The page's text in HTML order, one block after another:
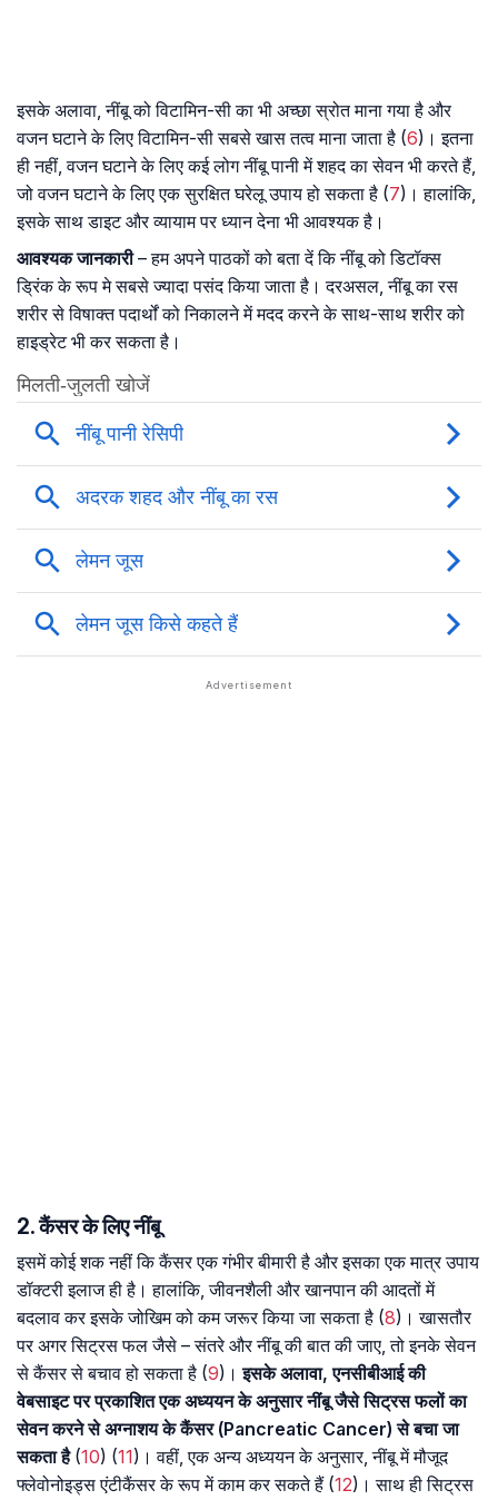
इसके अलावा, नींबू को विटामिन-सी का भी अच्छा स्रोत माना गया है और
वजन घटाने के लिए विटामिन-सी सबसे खास तत्व माना जाता है (6)। इतना
ही नहीं, वजन घटाने के लिए कई लोग नींबू पानी में शहद का सेवन भी करते हैं,
जो वजन घटाने के लिए एक सुरक्षित घरेलू उपाय हो सकता है (7)। हालांकि,
इसके साथ डाइट और व्यायाम पर ध्यान देना भी आवश्यक है।
आवश्यक जानकारी– हम अपने पाठकों को बता दें कि नींबू को डिटॉक्स
ड्रिंक के रूप मे सबसे ज्यादा पसंद किया जाता है। दरअसल, नींबू का रस
शरीर से विषाक्त पदार्थों को निकालने में मदद करने के साथ-साथ शरीर को
हाइड्रेट भी कर सकता है।
2. कैंसर के लिए नींबू
इसमें कोई शक नहीं कि कैंसर एक गंभीर बीमारी है और इसका एक मात्र उपाय
डॉक्टरी इलाज ही है। हालांकि, जीवनशैली और खानपान की आदतों में
बदलाव कर इसके जोखिम को कम जरूर किया जा सकता है (8)। खासतौर
पर अगर सिट्रस फल जैसे – संतरे और नींबू की बात की जाए, तो इनके सेवन
से कैंसर से बचाव हो सकता है (9)।इसके अलावा, एनसीबीआई की
वेबसाइट पर प्रकाशित एक अध्ययन के अनुसार नींबू जैसे सिट्रस फलों का
सेवन करने से अग्नाशय के कैंसर (Pancreatic Cancer) से बचा जा
सकता है(10) (11)। वहीं, एक अन्य अध्ययन के अनुसार, नींबू में मौजूद
फ्लेवोनोइड्स एंटीकैंसर के रूप में काम कर सकते हैं (12)। साथ ही सिट्रस